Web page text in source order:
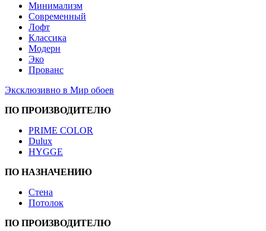
Минимализм
Современный
Лофт
Классика
Модерн
Эко
Прованс
Эксклюзивно в Мир обоев
ПО ПРОИЗВОДИТЕЛЮ
PRIME COLOR
Dulux
HYGGE
ПО НАЗНАЧЕНИЮ
Стена
Потолок
ПО ПРОИЗВОДИТЕЛЮ